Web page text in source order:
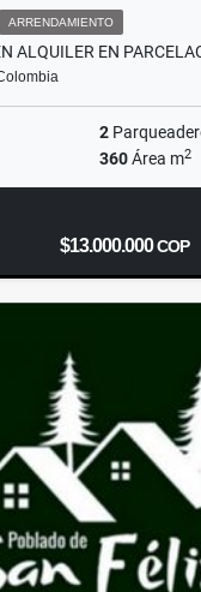
ARRENDAMIENTO
ALQUILER EN
2
360Área m2
$13.000.000COP